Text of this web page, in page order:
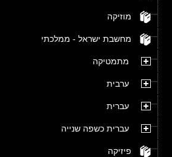
מוזיקה
מחשבת ישראל - ממלכתי
מתמטיקה
ערבית
עברית
עברית כשפה שנייה
פיזיקה